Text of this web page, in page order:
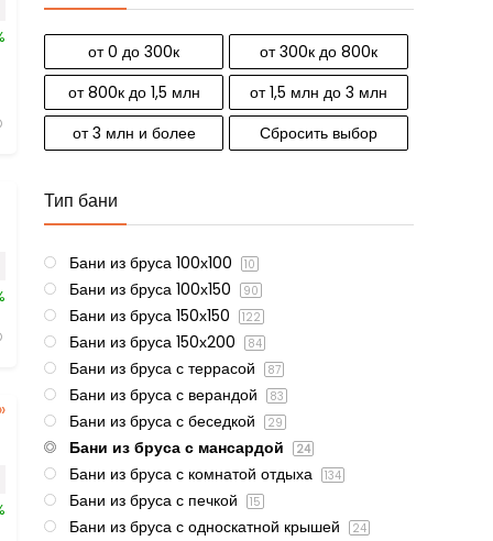
от 0 до 300к
от 300к до 800к
от 800к до 1,5 млн
от 1,5 млн до 3 млн
от 3 млн и более
Сбросить выбор
Тип бани
Бани из бруса 100х100 10
Бани из бруса 100х150 90
Бани из бруса 150х150 122
Бани из бруса 150х200 84
Бани из бруса с террасой 87
Бани из бруса с верандой 83
Бани из бруса с беседкой 29
Бани из бруса с мансардой 24
Бани из бруса с комнатой отдыха 134
Бани из бруса с печкой 15
Бани из бруса с односкатной крышей 24